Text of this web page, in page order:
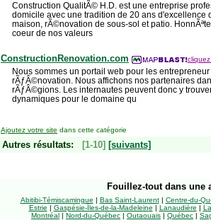
Construction QualitÃ© H.D. est une entreprise
domicile avec une tradition de 20 ans d'excellence
maison, rÃ©novation de sous-sol et patio.
coeur de nos valeurs
ConstructionRenovation.com
Nous sommes un portail web pour les
rÃƒÂ©novation. Nous affichons nos partenaires
rÃƒÂ©gions. Les internautes peuvent donc y
dynamiques pour le domaine qu
Ajoutez votre site dans cette catégorie
Autres résultats: [1-10] [suivants]
Fouillez-tout dans une
Abitibi-Témiscamingue | Bas Saint-Laurent| Centre-du-
Estrie | Gaspésie-Îles-de-la-Madeleine | Lanaudière |
Montréal | Nord-du-Québec | Outaouais | Québec |